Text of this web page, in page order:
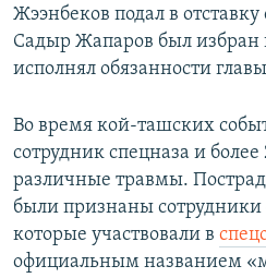
Жээнбеков подал в
Садыр Жапаров был
исполнял обязанности
Во время кой-ташских
сотрудник спецназа и
различные травмы.
были признаны сотрудники
которые участвовали в
официальным названием